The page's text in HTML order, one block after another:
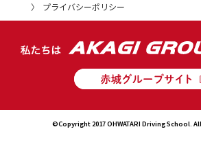
プライバシーポリシー
©Copyright 2017 OHWATARI Driving School.